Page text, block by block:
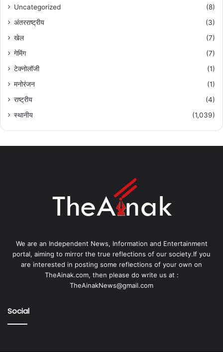
Uncategorized
(8)
अंतरराष्ट्रीय
(3)
खेल
(7)
गेमिंग
(7)
टेक्नोलॉजी
(1)
मनोरंजन
(1)
राष्ट्रीय
(4)
स्थानीय
(1,039)
We are an Independent News, Information and Entertainment
portal, aiming to mirror the true reflections of our society.If you
are interested in posting some reflections of your own on
TheAinak.com, then please do write us at :
TheAinakNews@gmail.com
Social